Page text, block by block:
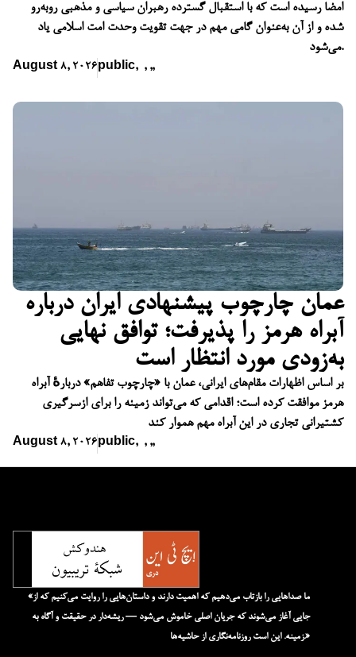
امضا رسیده است که با استقبال گسترده رهبران سیاسی و مذهبی روبه‌رو
شده و از آن به‌عنوان گامی مهم در جهت تقویت وحدت امت اسلامی یاد
می‌شود.
August 8, 2026 public, ,,,
عمان چارچوب پیشنهادی ایران درباره
آبراه هرمز را پذیرفت؛ توافق نهایی
به‌زودی مورد انتظار است
بر اساس اظهارات مقام‌های ایرانی، عمان با «چارچوب تفاهم» دربارهٔ آبراه
هرمز موافقت کرده است؛ اقدامی که می‌تواند زمینه را برای ازسرگیری
کشتیرانی تجاری در این آبراه مهم هموار کند
August 8, 2026 public, ,,,
«ما صداهایی را بازتاب می‌دهیم که اهمیت دارند و داستان‌هایی را روایت می‌کنیم که از
جایی آغاز می‌شوند که جریان اصلی خاموش می‌شود — ریشه‌دار در حقیقت و آگاه به
زمینه. این است روزنامه‌نگاری از حاشیه‌ها.»